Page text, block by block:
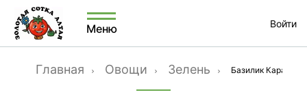
Меню Войти
Главная Овощи Зелень Базилик